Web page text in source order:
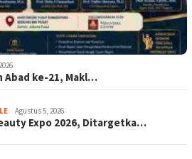
ke-21, Makl…
Agustus 5, 2026
Expo 2026, Ditargetka…